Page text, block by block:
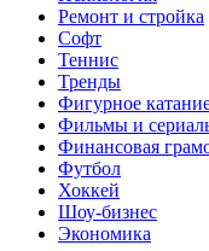
Ремонт и стройка
Софт
Теннис
Тренды
Фигурное
Фильмы и
Финансовая
Футбол
Хоккей
Шоу-бизнес
Экономика